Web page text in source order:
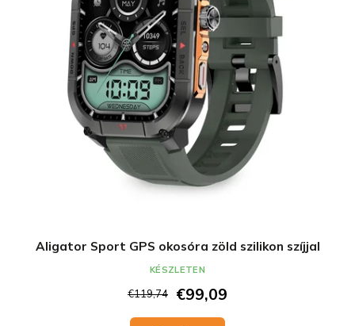
Aligator Sport GPS okosóra zöld szilikon szíjjal
€119,74 €99,09
KÉSZLETEN